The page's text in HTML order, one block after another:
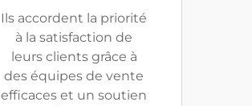
Ils accordent la priorité
à la satisfaction de
leurs clients grâce à
des équipes de vente
efficaces et un soutien